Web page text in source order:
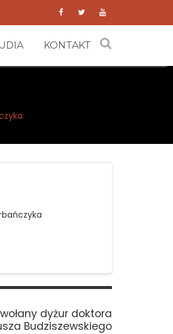
KONTAKT
dyżur doktora
Budziszewskiego